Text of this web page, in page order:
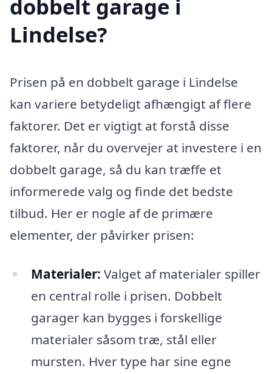
dobbelt garage i
Lindelse?
Prisen på en dobbelt garage i Lindelse
kan variere betydeligt afhængigt af flere
faktorer. Det er vigtigt at forstå disse
faktorer, når du overvejer at investere i en
dobbelt garage, så du kan træffe et
informerede valg og finde det bedste
tilbud. Her er nogle af de primære
elementer, der påvirker prisen:
Materialer: Valget af materialer spiller
en central rolle i prisen. Dobbelt
garager kan bygges i forskellige
materialer såsom træ, stål eller
mursten. Hver type har sine egne